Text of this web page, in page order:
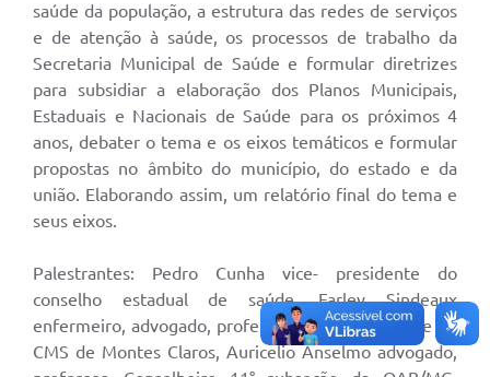
Ouvidoria
Patrimônio Cultural
Lei Aldir Blanc
A Prefeitura
A Nossa Cidade
saúde da população, a estrutura das redes de serviços
e de atenção à saúde, os processos de trabalho da
Secretaria Municipal de Saúde e formular diretrizes
para subsidiar a elaboração dos Planos Municipais,
Estaduais e Nacionais de Saúde para os próximos 4
anos, debater o tema e os eixos temáticos e formular
propostas no âmbito do município, do estado e da
união. Elaborando assim, um relatório final do tema e
seus eixos.
Palestrantes: Pedro Cunha vice- presidente do
conselho estadual de saúde, Farley Sindeaux
enfermeiro, advogado, professor e vice-presidente do
CMS de Montes Claros, Auricelio Anselmo advogado,